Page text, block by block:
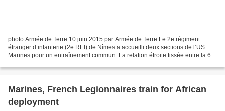
photo Armée de Terre 10 juin 2015 par Armée de Terre Le 2e régiment
étranger d’infanterie (2e REI) de Nîmes a accueilli deux sections de l’US
Marines pour un entraînement commun. La relation étroite tissée entre la 6e
Marines, French Legionnaires train for African
deployment